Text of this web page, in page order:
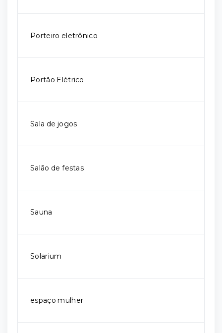
Porteiro eletrônico
Portão Elétrico
Sala de jogos
Salão de festas
Sauna
Solarium
espaço mulher